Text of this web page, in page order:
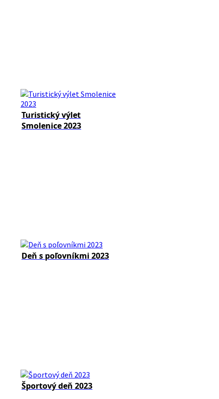
Turistický výlet
Smolenice 2023
Deň s poľovníkmi 2023
Športový deň 2023